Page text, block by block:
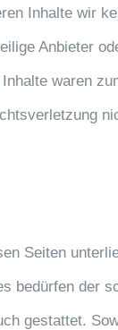
Inhalte wir
Anbieter
waren
Seiten
bedürfen
gestattet.